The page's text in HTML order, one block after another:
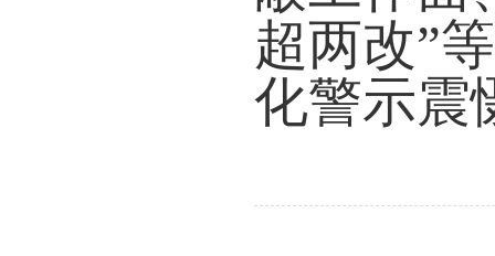
超两改”
化警示震